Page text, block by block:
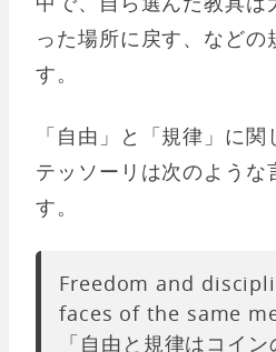
った場所に戻す、などの
す。
「自由」と「規律」に
テッソーリは次のような
す。
Freedom and
faces of the same
「自由と規律はコイン